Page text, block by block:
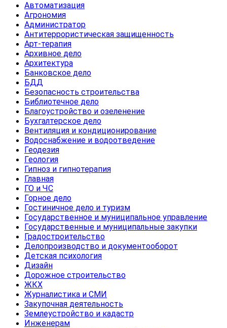
Автоматизация
Агрономия
Администратор
Антитеррористическая защищенность
Арт-терапия
Архивное дело
Архитектура
Банковское дело
БДД
Безопасность строительства
Библиотечное дело
Благоустройство и озеленение
Бухгалтерское дело
Вентиляция и кондиционирование
Водоснабжение и водоотведение
Геодезия
Геология
Гипноз и гипнотерапия
Главная
ГО и ЧС
Горное дело
Гостиничное дело и туризм
Государственное и муниципальное управление
Государственные и муниципальные закупки
Градостроительство
Делопроизводство и документооборот
Детская психология
Дизайн
Дорожное строительство
ЖКХ
Журналистика и СМИ
Закупочная деятельность
Землеустройство и кадастр
Инженерам